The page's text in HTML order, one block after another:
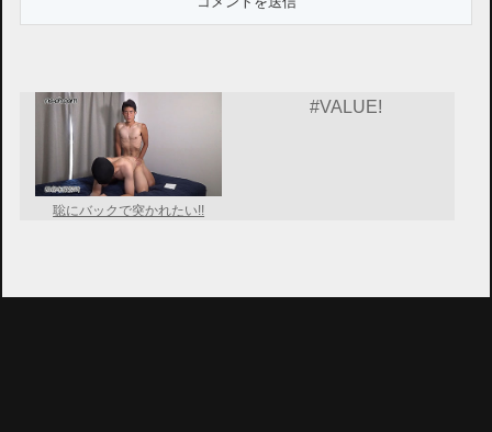
聡にバックで突かれたい!!
#VALUE!